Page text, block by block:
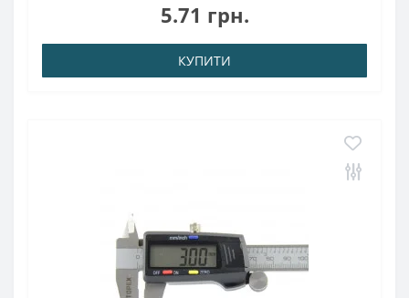
N 38 розміром 3х20 м..5.71 грн.
КУПИТИ